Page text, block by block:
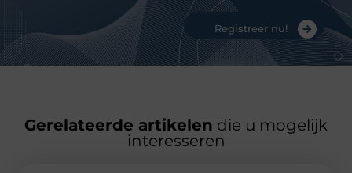
Registreer nu!
Gerelateerde artikelen die u mogelijk
interesseren